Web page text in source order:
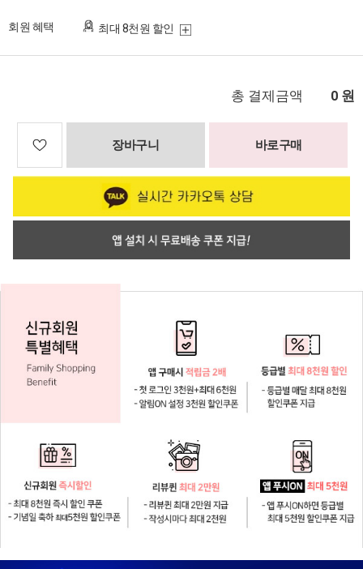
회원 혜택 최대 8천원 할인
총 결제금액 0 원
장바구니 바로구매